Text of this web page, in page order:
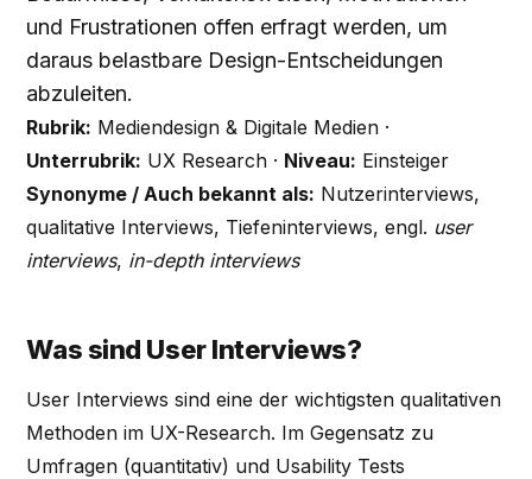
und Frustrationen offen erfragt werden, um
daraus belastbare Design-Entscheidungen
abzuleiten.
Rubrik: Mediendesign & Digitale Medien ·
Unterrubrik: UX Research · Niveau: Einsteiger
Synonyme / Auch bekannt als: Nutzerinterviews,
qualitative Interviews, Tiefeninterviews, engl. user
interviews, in-depth interviews
Was sind User Interviews?
User Interviews sind eine der wichtigsten qualitativen
Methoden im UX-Research. Im Gegensatz zu
Umfragen (quantitativ) und Usability Tests